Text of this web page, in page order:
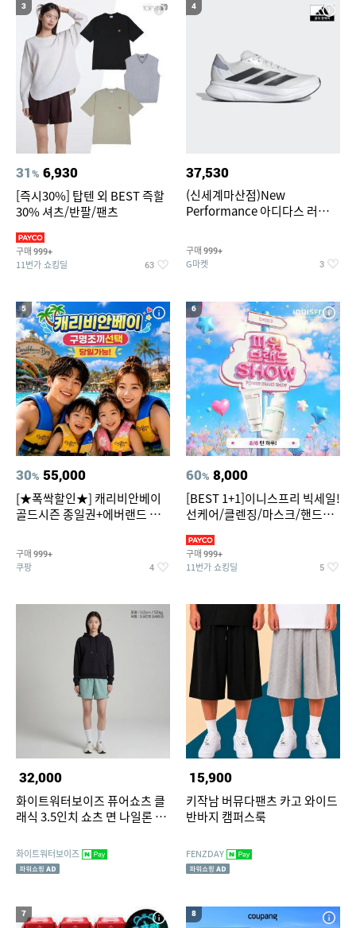
3
31% 6,930
[즉시30%] 탑텐 외 BEST 즉할
30% 셔츠/반팔/팬츠
구매 999+
11번가 쇼킹딜 63
4
37,530
(신세계마산점)New
Performance 아디다스 러닝화
구매 999+
G마켓 3
5
30% 55,000
[★폭싹할인★] 캐리비안베이
골드시즌 종일권+에버랜드 오
구매 999+
쿠팡 4
6
60% 8,000
[BEST 1+1]이니스프리 빅세일!
선케어/클렌징/마스크/핸드크
구매 999+
11번가 쇼킹딜 5
32,000
화이트워터보이즈 퓨어쇼츠 클
래식 3.5인치 쇼츠 면 나일론 여
화이트워터보이즈
15,900
키작남 버뮤다팬츠 카고 와이드
반바지 캠퍼스룩
FENZDAY
7 8